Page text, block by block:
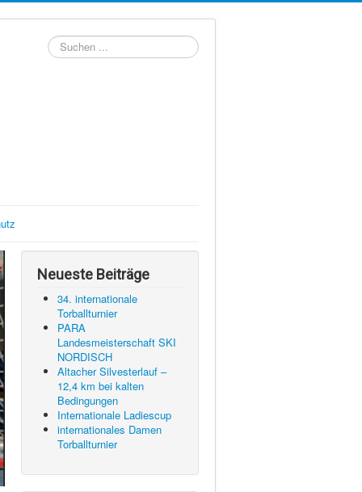
Suchen
...
Neueste Beiträge
34. internationale
Torballturnier
PARA
Landesmeisterschaft SKI
NORDISCH
Altacher Silvesterlauf –
12,4 km bei kalten
Bedingungen
Internationale Ladiescup
internationales Damen
Torballturnier